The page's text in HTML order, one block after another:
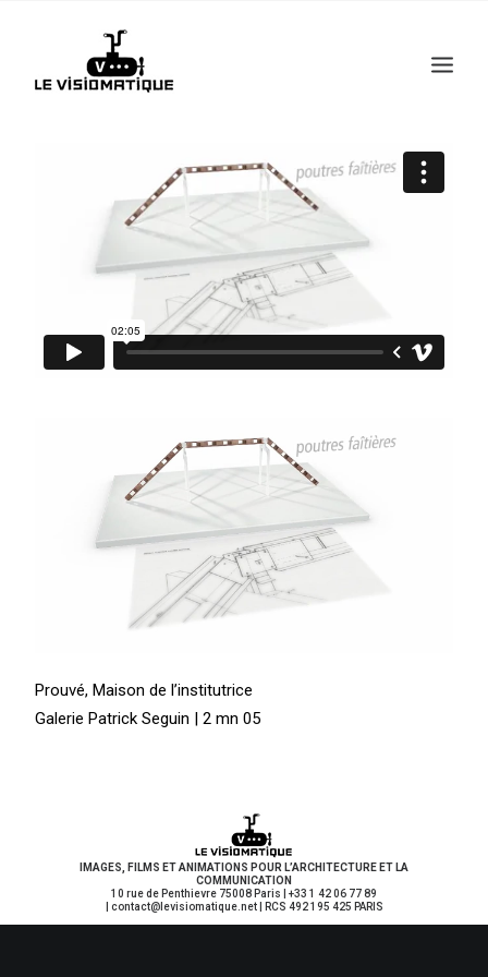
Recherche
Prouvé, Maison de l’institutrice
Galerie Patrick Seguin | 2 mn 05
IMAGES, FILMS ET ANIMATIONS POUR L’ARCHITECTURE ET LA
COMMUNICATION
10 rue de Penthievre 75008 Paris | +33 1 42 06 77 89
| contact@levisiomatique.net | RCS 492 195 425 PARIS